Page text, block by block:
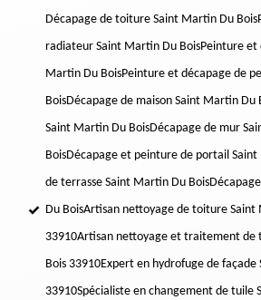
Décapage de toiture Saint Martin Du Bois
radiateur Saint Martin Du BoisPeinture et
Martin Du BoisPeinture et décapage de
BoisDécapage de maison Saint Martin Du
Saint Martin Du BoisDécapage de mur
BoisDécapage et peinture de portail
de terrasse Saint Martin Du Bois
Du BoisArtisan nettoyage de toiture Saint
33910Artisan nettoyage et traitement de
Bois 33910Expert en hydrofuge de
33910Spécialiste en changement de tuile